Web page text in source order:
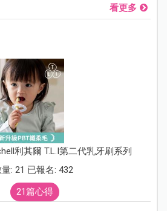
看更多
利其爾 T.L.I第二代乳牙刷系列
: 21 已報名: 432
21篇心得